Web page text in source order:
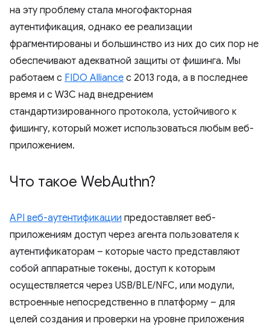
на эту проблему стала многофакторная
аутентификация, однако ее реализации
фрагментированы и большинство из них до сих пор не
обеспечивают адекватной защиты от фишинга. Мы
работаем с FIDO Alliance с 2013 года, а в последнее
время и с W3C над внедрением
стандартизированного протокола, устойчивого к
фишингу, который может использоваться любым веб-
приложением.
Что такое WebAuthn?
API веб-аутентификации предоставляет веб-
приложениям доступ через агента пользователя к
аутентификаторам – которые часто представляют
собой аппаратные токены, доступ к которым
осуществляется через USB/BLE/NFC, или модули,
встроенные непосредственно в платформу – для
целей создания и проверки на уровне приложения